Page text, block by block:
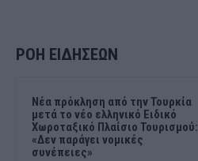
ΡΟΗ ΕΙΔΗΣΕΩΝ
Νέα πρόκληση από την Τουρκία
μετά το νέο ελληνικό Ειδικό
Χωροταξικό Πλαίσιο Τουρισμού:
«Δεν παράγει νομικές
συνέπειες»